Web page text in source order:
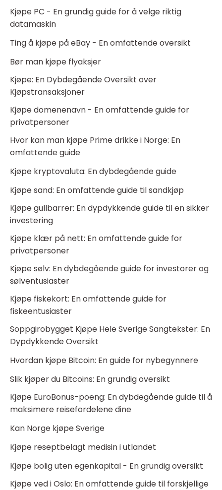
Kjøpe PC - En grundig guide for å velge riktig
datamaskin
Ting å kjøpe på eBay - En omfattende oversikt
Bør man kjøpe flyaksjer
Kjøpe: En Dybdegående Oversikt over
Kjøpstransaksjoner
Kjøpe domenenavn - En omfattende guide for
privatpersoner
Hvor kan man kjøpe Prime drikke i Norge: En
omfattende guide
Kjøpe kryptovaluta: En dybdegående guide
Kjøpe sand: En omfattende guide til sandkjøp
Kjøpe gullbarrer: En dypdykkende guide til en sikker
investering
Kjøpe klær på nett: En omfattende guide for
privatpersoner
Kjøpe sølv: En dybdegående guide for investorer og
sølventusiaster
Kjøpe fiskekort: En omfattende guide for
fiskeentusiaster
Soppgirobygget Kjøpe Hele Sverige Sangtekster: En
Dypdykkende Oversikt
Hvordan kjøpe Bitcoin: En guide for nybegynnere
Slik kjøper du Bitcoins: En grundig oversikt
Kjøpe EuroBonus-poeng: En dybdegående guide til å
maksimere reisefordelene dine
Kan Norge kjøpe Sverige
Kjøpe reseptbelagt medisin i utlandet
Kjøpe bolig uten egenkapital - En grundig oversikt
Kjøpe ved i Oslo: En omfattende guide til forskjellige